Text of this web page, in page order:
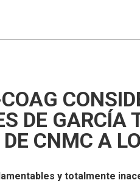
DE
DE CNMC A
y totalmente